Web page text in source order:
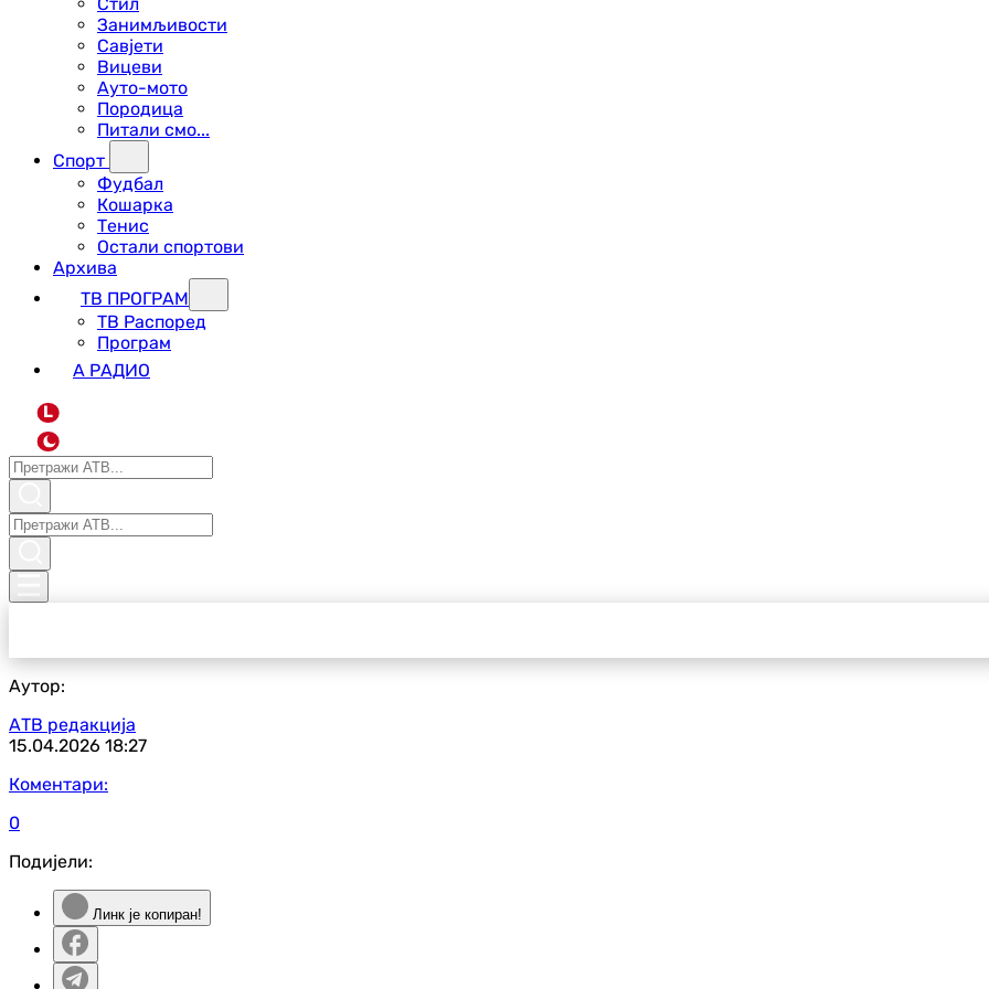
Занимљивости
Савјети
Вицеви
Ауто-мото
Породица
Питали смо...
Спорт
Фудбал
Кошарка
Тенис
Остали спортови
Архива
ТВ ПРОГРАМ
ТВ Распоред
Програм
А РАДИО
L
Аутор:
АТВ редакција
15.04.2026 18:27
Коментари:
0
Подијели:
Линк је копиран!